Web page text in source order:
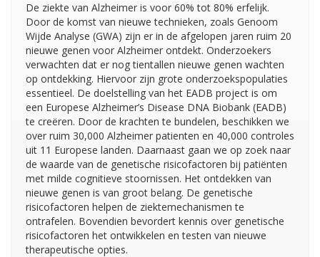
De ziekte van Alzheimer is voor 60% tot 80% erfelijk.
Door de komst van nieuwe technieken, zoals Genoom
Wijde Analyse (GWA) zijn er in de afgelopen jaren ruim 20
nieuwe genen voor Alzheimer ontdekt. Onderzoekers
verwachten dat er nog tientallen nieuwe genen wachten
op ontdekking. Hiervoor zijn grote onderzoekspopulaties
essentieel. De doelstelling van het EADB project is om
een Europese Alzheimer’s Disease DNA Biobank (EADB)
te creëren. Door de krachten te bundelen, beschikken we
over ruim 30,000 Alzheimer patienten en 40,000 controles
uit 11 Europese landen. Daarnaast gaan we op zoek naar
de waarde van de genetische risicofactoren bij patiënten
met milde cognitieve stoornissen. Het ontdekken van
nieuwe genen is van groot belang. De genetische
risicofactoren helpen de ziektemechanismen te
ontrafelen. Bovendien bevordert kennis over genetische
risicofactoren het ontwikkelen en testen van nieuwe
therapeutische opties.